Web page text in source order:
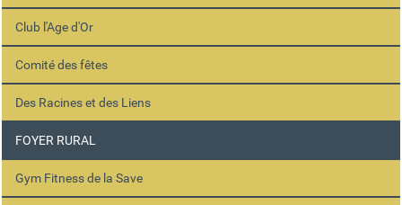
Club l'Age d'Or
Comité des fêtes
Des Racines et des Liens
FOYER RURAL
Gym Fitness de la Save